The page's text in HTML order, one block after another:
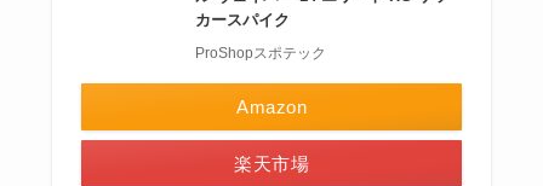
カースパイク
ProShopスポテック
Amazon
楽天市場